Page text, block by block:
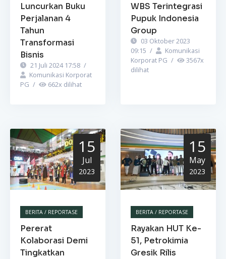
Luncurkan Buku
Perjalanan 4
Tahun
Transformasi
Bisnis
21 Juli 2024 17:58 /
Komunikasi Korporat
PG / 662x dilihat
WBS Terintegrasi
Pupuk Indonesia
Group
03 Oktober 2023
09:15 /
Komunikasi
Korporat PG / 3567x
dilihat
15
Jul
2023
BERITA / REPORTASE
Pererat
Kolaborasi Demi
Tingkatkan
15
May
2023
BERITA / REPORTASE
Rayakan HUT Ke-
51, Petrokimia
Gresik Rilis